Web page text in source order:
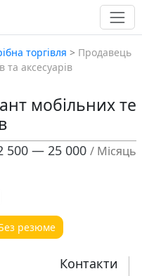
торгівля > Продавець
та аксесуарів
мобільних те
500 — 25 000 / Місяць
резюме
Контакти